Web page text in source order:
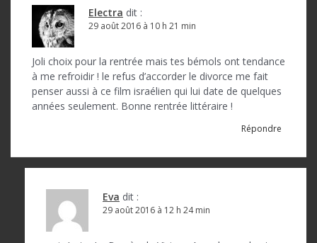
Electra dit :
29 août 2016 à 10 h 21 min
Joli choix pour la rentrée mais tes bémols ont tendance
à me refroidir ! le refus d’accorder le divorce me fait
penser aussi à ce film israélien qui lui date de quelques
années seulement. Bonne rentrée littéraire !
Répondre
Eva dit :
29 août 2016 à 12 h 24 min